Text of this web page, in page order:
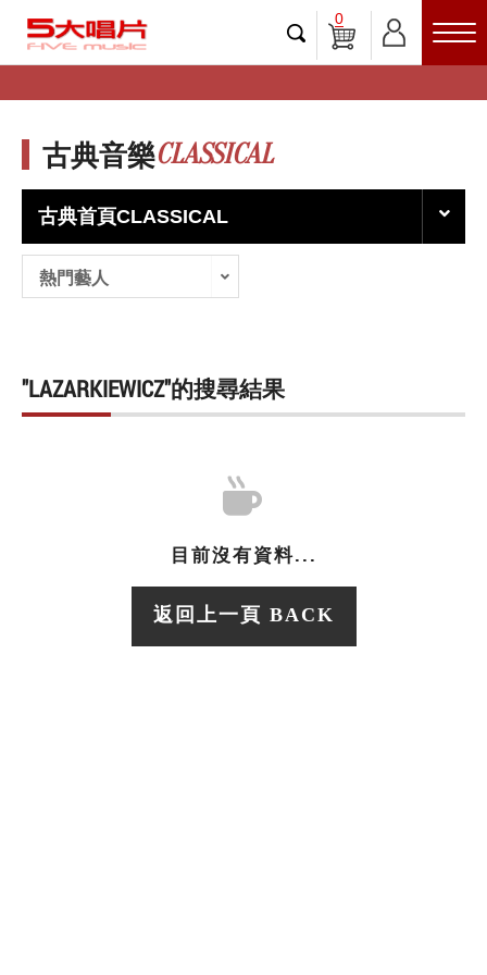
0
古典音樂CLASSICAL
古典首頁CLASSICAL
熱門藝人
"LAZARKIEWICZ"的搜尋結果
目前沒有資料...
返回上一頁 BACK